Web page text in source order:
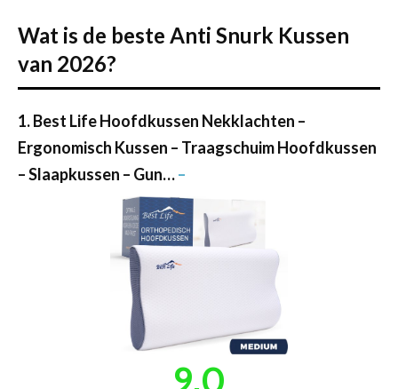
Wat is de beste Anti Snurk Kussen
van 2026?
1. Best Life Hoofdkussen Nekklachten –
Ergonomisch Kussen – Traagschuim Hoofdkussen
– Slaapkussen – Gun…–